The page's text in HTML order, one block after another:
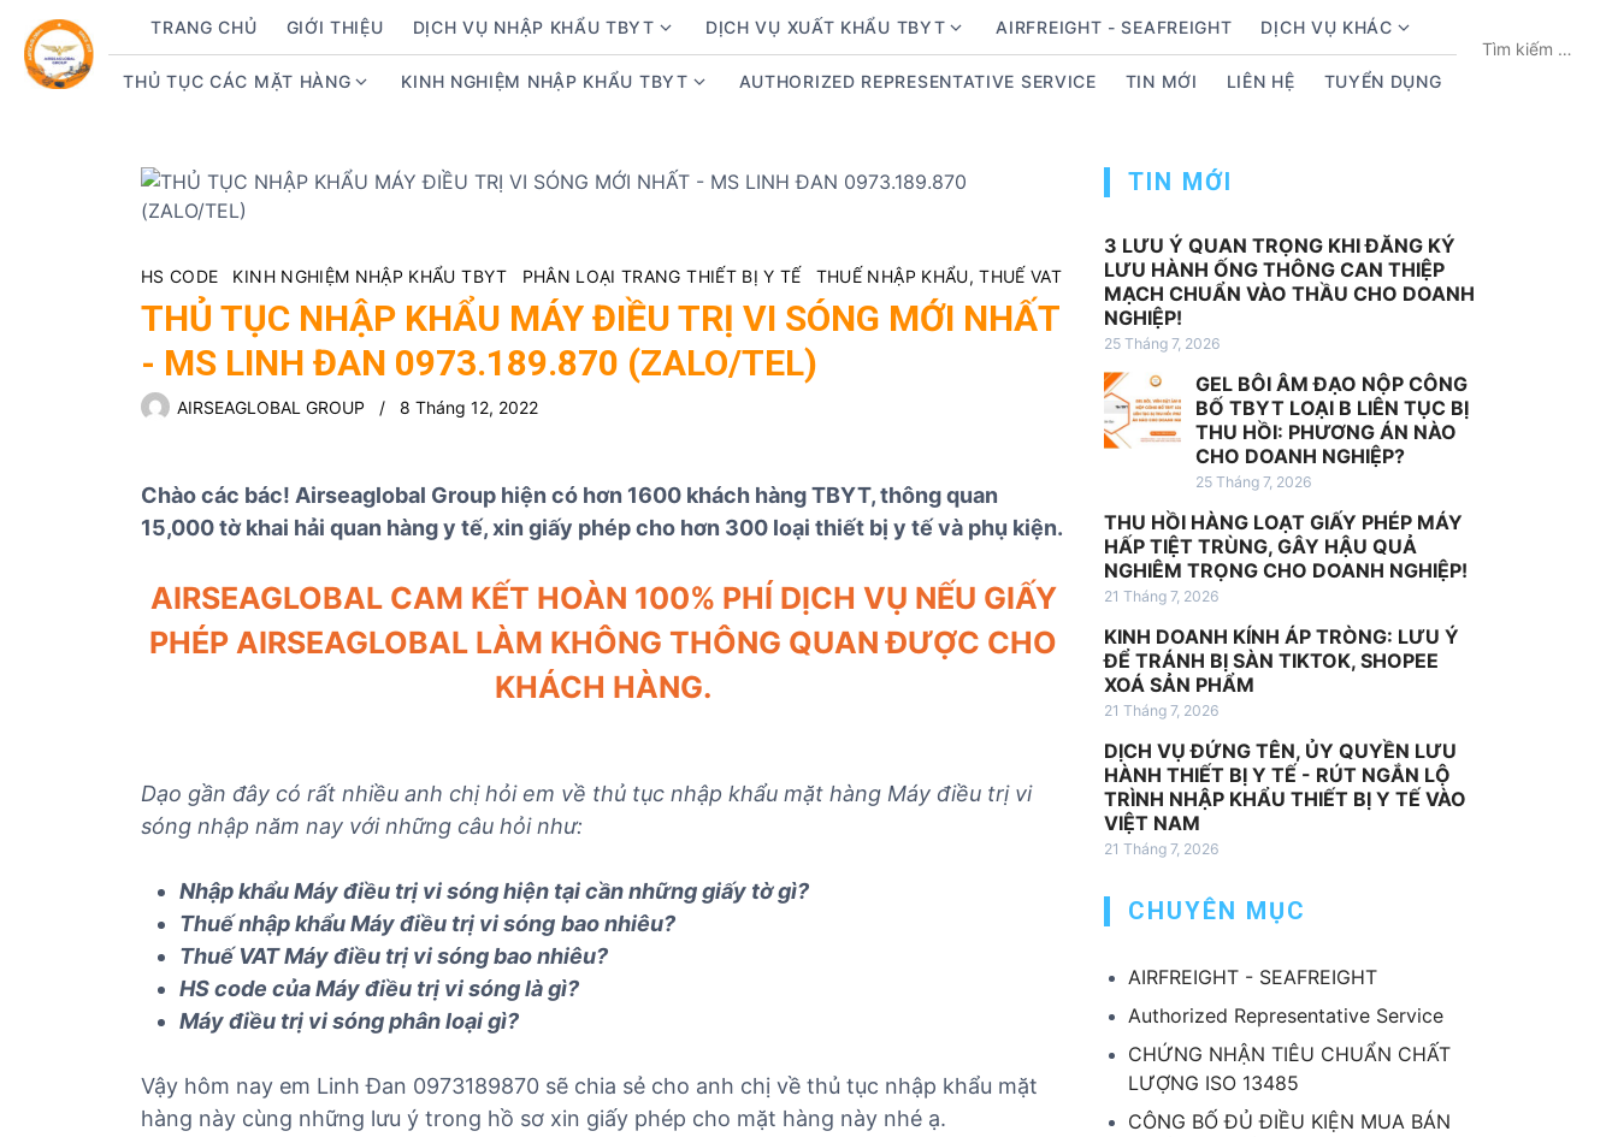
TRANG CHỦ GIỚI THIỆU DỊCH VỤ NHẬP KHẨU TBYT
h
u
e
n
u
f
c
h
ụ
ậ
p
ẩ
B
Y
T
DỊCH VỤ XUẤT KHẨU TBYT
h
u
e
n
u
c
h
ụ
x
u
ẩ
AIRFREIGHT - SEAFREIGHT DỊCH VỤ KHÁC
h
o
m
e
n
o
r
D
h
v
h
á
THỦ TỤC CÁC MẶT HÀNG
w
b
m
e
n
u
f
T
h
ụ
c
ặ
t
n
g
KINH NGHIỆM NHẬP KHẨU TBYT
w
b
e
n
u
K
i
h
n
g
h
i
n
k
Y
T
AUTHORIZED REPRESENTATIVE SERVICE TIN MỚI LIÊN HỆ TUYỂN DỤNG
T
o
HS CODE KINH NGHIỆM NHẬP KHẨU TBYT PHÂN LOẠI TRANG THIẾT BỊ Y TẾ THUẾ NHẬP KHẨU, THUẾ VAT
THỦ TỤC NHẬP KHẨU MÁY ĐIỀU TRỊ VI SÓNG MỚI NHẤT
- MS LINH ĐAN 0973.189.870 (ZALO/TEL)
AIRSEAGLOBAL GROUP 8 Tháng 12, 2022
Chào các bác! Airseaglobal Group hiện có hơn 1600 khách hàng TBYT, thông quan
15,000 tờ khai hải quan hàng y tế, xin giấy phép cho hơn 300 loại thiết bị y tế và phụ kiện.
AIRSEAGLOBAL CAM KẾT HOÀN 100% PHÍ DỊCH VỤ NẾU GIẤY
PHÉP AIRSEAGLOBAL LÀM KHÔNG THÔNG QUAN ĐƯỢC CHO
KHÁCH HÀNG.
Dạo gần đây có rất nhiều anh chị hỏi em về thủ tục nhập khẩu mặt hàng Máy điều trị vi
sóng nhập năm nay với những câu hỏi như:
Nhập khẩuMáy điều trị vi sónghiện tại cần những giấy tờ gì?
Thuế nhập khẩuMáy điều trị vi sóng bao nhiêu?
Thuế VATMáy điều trị vi sóngbao nhiêu?
HS code củaMáy điều trị vi sónglà gì?
Máy điều trị vi sóngphân loại gì?
Vậy hôm nay em Linh Đan 0973189870 sẽ chia sẻ cho anh chị về thủ tục nhập khẩu mặt
hàng này cùng những lưu ý trong hồ sơ xin giấy phép cho mặt hàng này nhé ạ.
TIN MỚI
3 LƯU Ý QUAN TRỌNG KHI ĐĂNG KÝ
LƯU HÀNH ỐNG THÔNG CAN THIỆP
MẠCH CHUẨN VÀO THẦU CHO DOANH
NGHIỆP!
25 Tháng 7, 2026
GEL BÔI ÂM ĐẠO NỘP CÔNG
BỐ TBYT LOẠI B LIÊN TỤC BỊ
THU HỒI: PHƯƠNG ÁN NÀO
CHO DOANH NGHIỆP?
25 Tháng 7, 2026
THU HỒI HÀNG LOẠT GIẤY PHÉP MÁY
HẤP TIỆT TRÙNG, GÂY HẬU QUẢ
NGHIÊM TRỌNG CHO DOANH NGHIỆP!
21 Tháng 7, 2026
KINH DOANH KÍNH ÁP TRÒNG: LƯU Ý
ĐỂ TRÁNH BỊ SÀN TIKTOK, SHOPEE
XOÁ SẢN PHẨM
21 Tháng 7, 2026
DỊCH VỤ ĐỨNG TÊN, ỦY QUYỀN LƯU
HÀNH THIẾT BỊ Y TẾ - RÚT NGẮN LỘ
TRÌNH NHẬP KHẨU THIẾT BỊ Y TẾ VÀO
VIỆT NAM
21 Tháng 7, 2026
CHUYÊN MỤC
AIRFREIGHT - SEAFREIGHT
Authorized Representative Service
CHỨNG NHẬN TIÊU CHUẨN CHẤT
LƯỢNG ISO 13485
CÔNG BỐ ĐỦ ĐIỀU KIỆN MUA BÁN